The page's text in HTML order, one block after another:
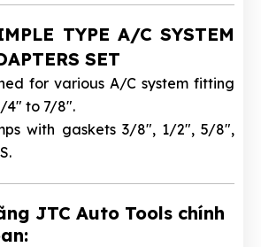
TYPE A/C SYSTEM
SET
for various A/C system fitting
4" to 7/8".
with gaskets 3/8", 1/2", 5/8",
JTC Auto Tools chính